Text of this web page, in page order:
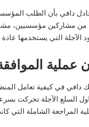
مؤسسيين، مشيراً
الآجلة التي يستخدمها
في كيفية تعامل
السلع الآجلة تحركت
المراجعة الشاملة التي